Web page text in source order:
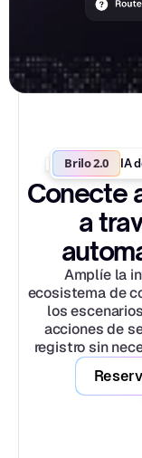
Brilo 2.0 IA
Conecte
a
Amplíe la
ecosistema de
los
acciones de
registro sin